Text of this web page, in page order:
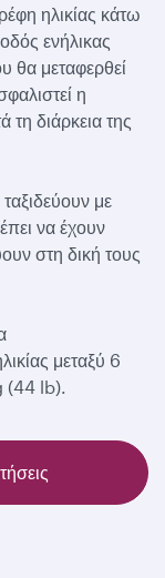
ηλικίας κάτω
ενήλικας
θα μεταφερθεί
η
διάρκεια της
με
να έχουν
στη δική τους
μεταξύ 6
(44 lb).